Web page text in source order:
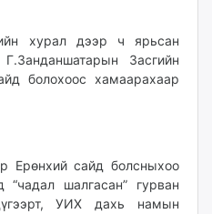
хурал дээр ч ярьсан
Засгийн
болохоос хамаарахаар
Ерөнхий сайд болсныхоо
шалгасан” гурван
УИХ дахь намын